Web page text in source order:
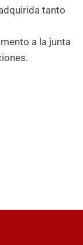
tanto
a la junta